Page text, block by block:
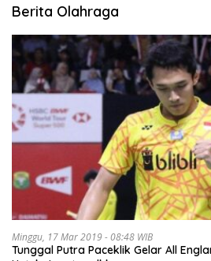
Berita Olahraga
Minggu, 17 Mar 2019 - 08:48 WIB
Tunggal Putra Paceklik Gelar All